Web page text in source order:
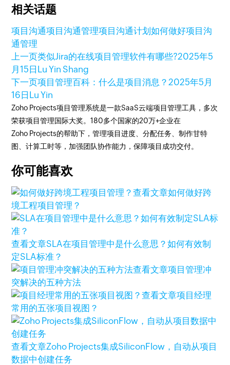
相关话题
项目沟通项目沟通管理项目沟通计划如何做好项目沟
通管理
上一页类似Jira的在线项目管理软件有哪些?2025年5
月15日 Lu Yin Shang
下一页项目管理百科：什么是项目消息？2025年5月
16日 Lu Yin
Zoho Projects项目管理系统是一款SaaS云端项目管理工具，多次
荣获项目管理国际大奖。180多个国家的20万+企业在
Zoho Projects的帮助下，管理项目进度、分配任务、制作甘特
图、计算工时等，加强团队协作能力，保障项目成功交付。
你可能喜欢
查看文章如何做好跨
境工程项目管理？
查看文章SLA在项目管理中是什么意思？如何有效制
定SLA标准？
查看文章项目管理冲
突解决的五种方法
查看文章项目经理
常用的五张项目视图？
查看文章Zoho Projects集成SiliconFlow，自动从项目
数据中创建任务